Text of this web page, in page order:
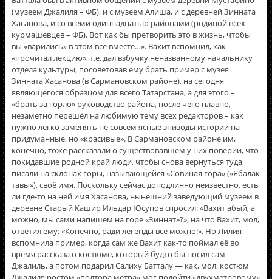
(музеем Джалиля – ФБ), и с музеем Алиша, и с деревней Зинната
Хасанова, и со всеми одиннадцатью районами (родиной всех
курмашевцев – ФБ). Вот как бы претворить это в жизнь, чтобы
вы «варились» в этом все вместе…». Вахит вспомнил, как
«прочитал лекцию», т.е. дал взбучку неназванному начальнику
отдела культуры, посоветовав ему брать пример с музея
Зинната Хасанова (в Сармановском районе), на сегодня
являющегося образцом для всего Татарстана, а для этого –
«брать за горло» руководство района, после чего плавно,
незаметно перешёл на любимую тему всех редакторов – как
нужно легко заменять не совсем ясные эпизоды истории на
придуманные, но «красивые». В Сармановском районе им,
конечно, тоже рассказали о существовавшем у них поверии, что
покидавшие родной край люди, чтобы снова вернуться туда,
писали на склонах горы, называющейся «Совиная гора» («Ябалак
тавы»), своё имя. Поскольку сейчас доподлинно неизвестно, есть
ли где-то на ней имя Хасанова, нынешний заведующий музеем в
деревне Старый Кашир Ильдар Юсупов спросил: «Вахит абый, а
можно, мы сами напишем на горе «Зиннат»?», на что Вахит, мол,
ответил ему: «Конечно, ради легенды всё можно!». Но Лилия
вспомнила пример, когда сам же Вахит как-то поймал её во
время рассказа о костюме, который будто бы носил сам
Джалиль, а потом подарил Салиху Батталу — как, мол, костюм